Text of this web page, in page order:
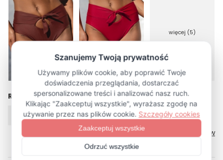
więcej (5)
Rozmiar
XS
S M L
XL
Tabela rozmiarów